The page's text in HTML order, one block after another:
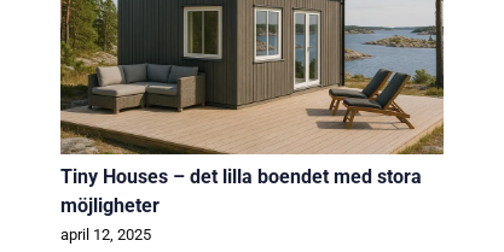
Tiny Houses – det lilla boendet med stora
möjligheter
april 12, 2025